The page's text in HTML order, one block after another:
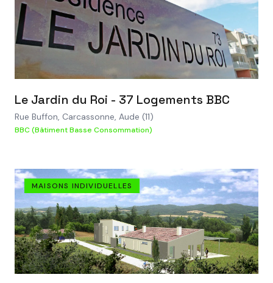
VOIR LE PROJET
Le Jardin du Roi - 37 Logements BBC
Rue Buffon, Carcassonne, Aude (11)
BBC (Bâtiment Basse Consommation)
MAISONS INDIVIDUELLES